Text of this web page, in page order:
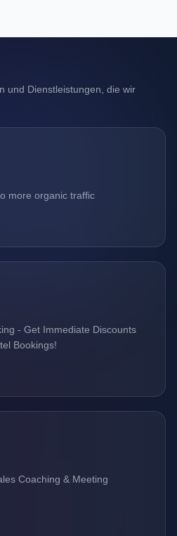
und Dienstleistungen, die wir
more organic traffic
- Get Immediate Discounts
Bookings!
Coaching & Meeting